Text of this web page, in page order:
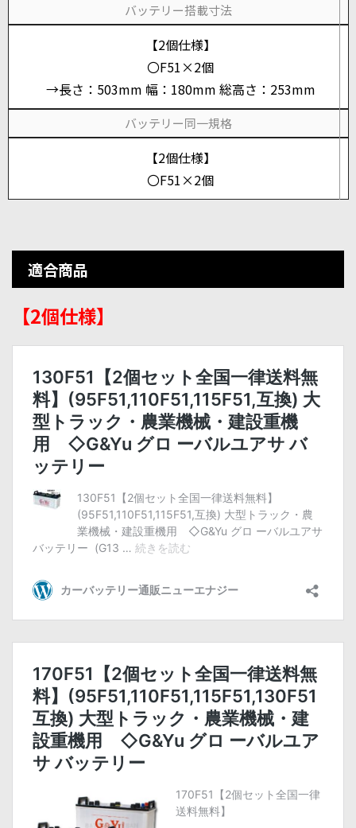
バッテリー搭載寸法
【2個仕様】
〇F51×2個
→長さ：503mm 幅：180mm 総高さ：253mm
バッテリー同一規格
【2個仕様】
〇F51×2個
適合商品
【2個仕様】